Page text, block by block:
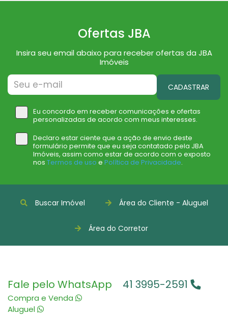
Ofertas JBA
Insira seu email abaixo para receber ofertas da JBA
Imóveis
CADASTRAR
Eu concordo em receber comunicações e ofertas
personalizadas de acordo com meus interesses.
Declaro estar ciente que a ação de envio deste
formulário permite que eu seja contatado pela JBA
Imóveis, assim como estar de acordo com o exposto
nos Termos de uso e Política de Privacidade.
Buscar Imóvel Área do Cliente - Aluguel
Área do Corretor
Fale pelo WhatsApp
Compra e Venda
Aluguel
41 3995-2591